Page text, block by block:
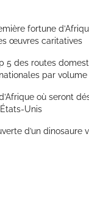
fortune
œuvres caritatives
5 des routes
par
où seront
Unis
d’un dinosaure